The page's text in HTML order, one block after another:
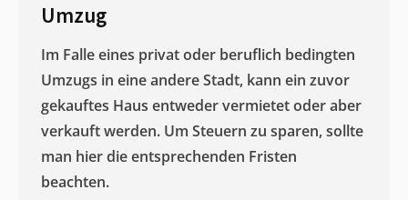
Umzug
Im Falle eines privat oder beruflich bedingten
Umzugs in eine andere Stadt, kann ein zuvor
gekauftes Haus entweder vermietet oder aber
verkauft werden. Um Steuern zu sparen, sollte
man hier die entsprechenden Fristen
beachten.